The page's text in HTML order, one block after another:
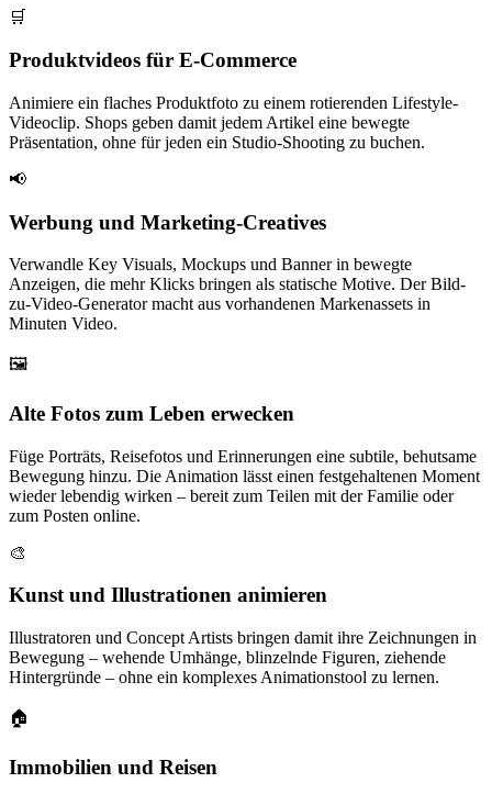
🛒
Produktvideos für E-Commerce
Animiere ein flaches Produktfoto zu einem rotierenden Lifestyle-
Videoclip. Shops geben damit jedem Artikel eine bewegte
Präsentation, ohne für jeden ein Studio-Shooting zu buchen.
📢
Werbung und Marketing-Creatives
Verwandle Key Visuals, Mockups und Banner in bewegte
Anzeigen, die mehr Klicks bringen als statische Motive. Der Bild-
zu-Video-Generator macht aus vorhandenen Markenassets in
Minuten Video.
🖼️
Alte Fotos zum Leben erwecken
Füge Porträts, Reisefotos und Erinnerungen eine subtile, behutsame
Bewegung hinzu. Die Animation lässt einen festgehaltenen Moment
wieder lebendig wirken – bereit zum Teilen mit der Familie oder
zum Posten online.
🎨
Kunst und Illustrationen animieren
Illustratoren und Concept Artists bringen damit ihre Zeichnungen in
Bewegung – wehende Umhänge, blinzelnde Figuren, ziehende
Hintergründe – ohne ein komplexes Animationstool zu lernen.
🏠
Immobilien und Reisen